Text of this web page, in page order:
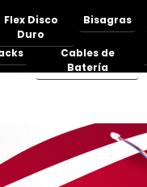
Bisagras
Flex Disco
Duro
Cables de
Batería